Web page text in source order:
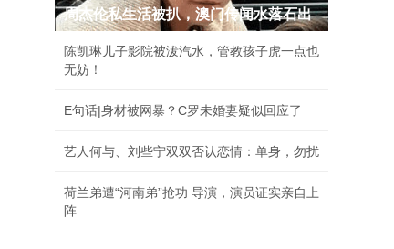
师"收养"后逆袭
娱乐要闻